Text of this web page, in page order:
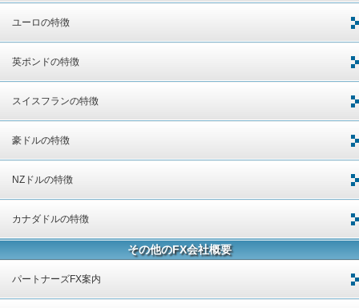
ユーロの特徴
英ポンドの特徴
スイスフランの特徴
豪ドルの特徴
NZドルの特徴
カナダドルの特徴
その他のFX会社概要
パートナーズFX案内